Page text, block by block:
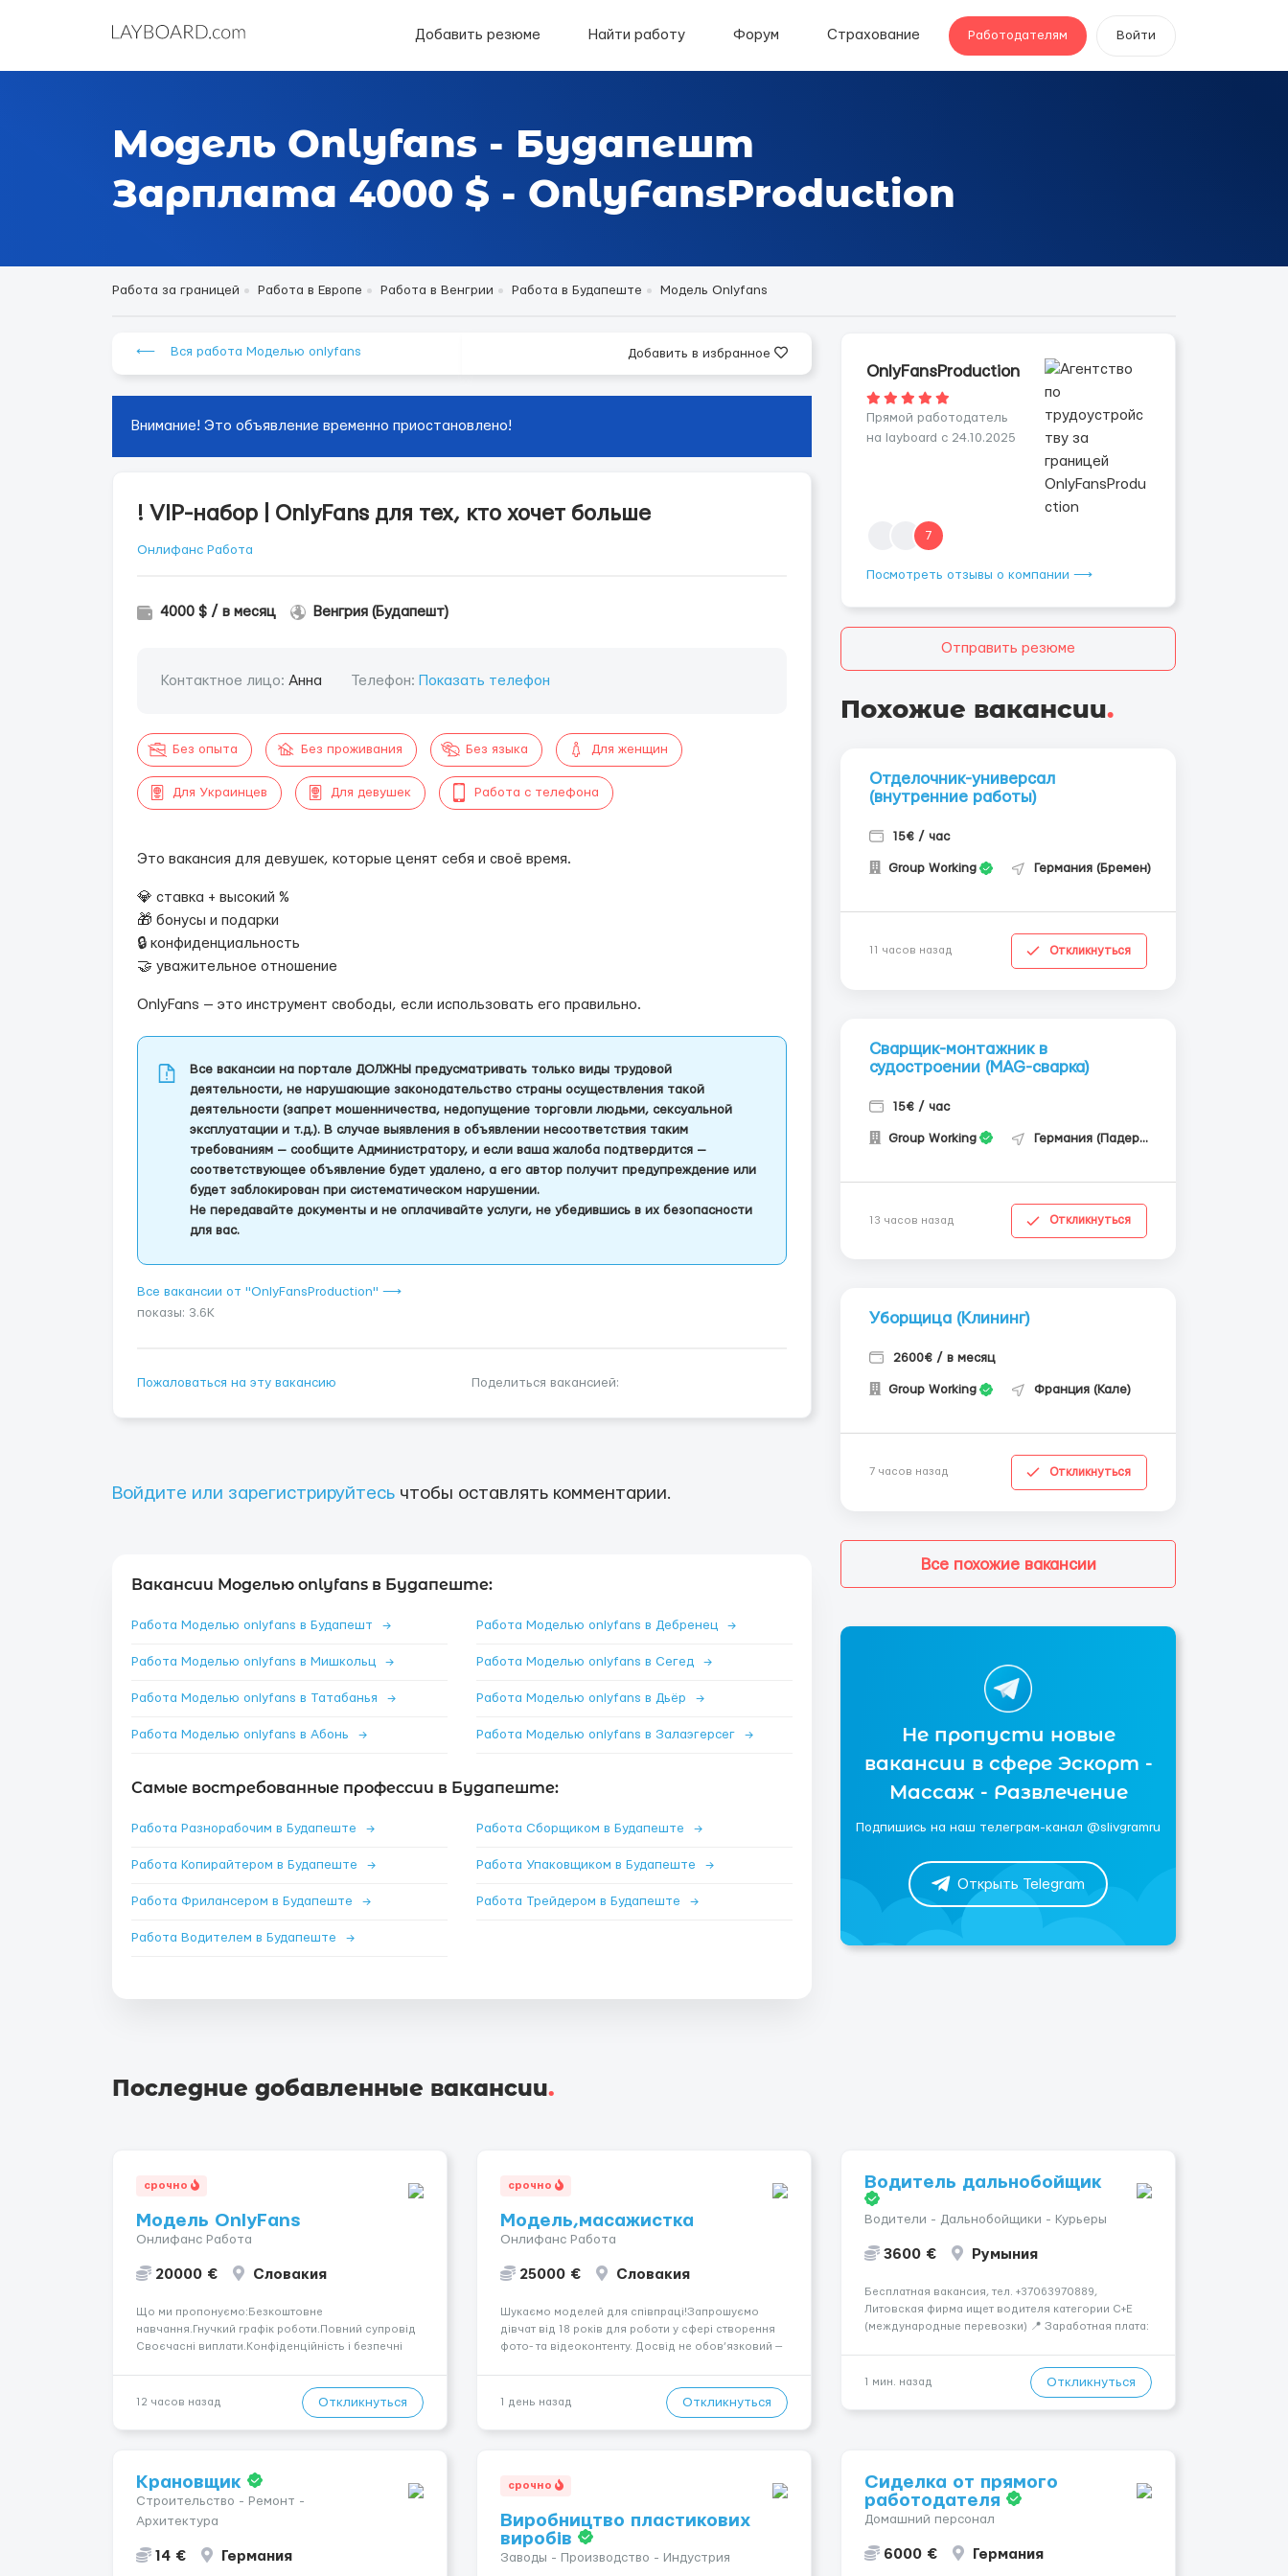
Добавить резюме Найти работу Форум Страхование Работодателям Войти
Модель Onlyfans - Будапешт
Зарплата 4000 $ - OnlyFansProduction
Работа за границей Работа в Европе Работа в Венгрии Работа в Будапеште Модель Onlyfans
⟵ Вся работа Моделью onlyfans Добавить в избранное
Внимание! Это объявление временно приостановлено!
! VIP-набор | OnlyFans для тех, кто хочет больше
Онлифанс Работа
4000 $ / в месяц Венгрия (Будапешт)
Контактное лицо: Анна Телефон: Показать телефон
Без опыта Без проживания Без языка Для женщин
Для Украинцев Для девушек Работа с телефона
Это вакансия для девушек, которые ценят себя и своё время.
💎 ставка + высокий %
🎁 бонусы и подарки
🔒 конфиденциальность
🤝 уважительное отношение
OnlyFans — это инструмент свободы, если использовать его правильно.
Все вакансии на портале ДОЛЖНЫ предусматривать только виды трудовой
деятельности, не нарушающие законодательство страны осуществления такой
деятельности (запрет мошенничества, недопущение торговли людьми, сексуальной
эксплуатации и т.д.). В случае выявления в объявлении несоответствия таким
требованиям — сообщите Администратору, и если ваша жалоба подтвердится —
соответствующее объявление будет удалено, а его автор получит предупреждение или
будет заблокирован при систематическом нарушении.
Не передавайте документы и не оплачивайте услуги, не убедившись в их безопасности
для вас.
Все вакансии от "OnlyFansProduction" ⟶
показы: 3.6K
Пожаловаться на эту вакансию Поделиться вакансией:
Войдите или зарегистрируйтесь чтобы оставлять комментарии.
Вакансии Моделью onlyfans в Будапеште:
Работа Моделью onlyfans в Будапешт → Работа Моделью onlyfans в Дебренец →
Работа Моделью onlyfans в Мишкольц → Работа Моделью onlyfans в Сегед →
Работа Моделью onlyfans в Татабанья → Работа Моделью onlyfans в Дьёр →
Работа Моделью onlyfans в Абонь → Работа Моделью onlyfans в Залаэгерсег →
Самые востребованные профессии в Будапеште:
Работа Разнорабочим в Будапеште → Работа Сборщиком в Будапеште →
Работа Копирайтером в Будапеште → Работа Упаковщиком в Будапеште →
Работа Фрилансером в Будапеште → Работа Трейдером в Будапеште →
Работа Водителем в Будапеште →
OnlyFansProduction
Прямой работодатель
на layboard с 24.10.2025
7
Посмотреть отзывы о компании ⟶
Отправить резюме
Похожие вакансии.
Отделочник-универсал
(внутренние работы)
15€ / час
Group Working Германия (Бремен)
11 часов назад Откликнуться
Сварщик-монтажник в
судостроении (MAG-сварка)
15€ / час
Group Working Германия (Падерборн)
13 часов назад Откликнуться
Уборщица (Клининг)
2600€ / в месяц
Group Working Франция (Кале)
7 часов назад Откликнуться
Все похожие вакансии
Не пропусти новые
вакансии в сфере Эскорт -
Массаж - Развлечение
Подпишись на наш телеграм-канал @slivgramru
Открыть Telegram
Последние добавленные вакансии.
срочно
Модель OnlyFans
Онлифанс Работа
20000 € Словакия
Що ми пропонуємо:Безкоштовне
навчання.Гнучкий графік роботи.Повний супровід
Своєчасні виплати.Конфіденційність і безпечні
розвиватися.Досвід не обов’язковий.Якщо вас
зацікавила вакансія — залишайте відгук, і ми
зв’яжемося ...
12 часов назад Откликнуться
срочно
Модель,масажистка
Онлифанс Работа
25000 € Словакия
Шукаємо моделей для співпраці!Запрошуємо
дівчат від 18 років для роботи у сфері створення
фото- та відеоконтенту. Досвід не обов’язковий —
конфіденційність і професійну підтримку.
Працюємо офіційно, поважаємо особ...
1 день назад Откликнуться
Водитель дальнобойщик
Водители - Дальнобойщики - Курьеры
3600 € Румыния
Бесплатная вакансия, тел. +37063970889,
Литовская фирма ищет водителя категории C+E
(международные перевозки) 📍 Заработная плата:
рефрижераторах. В среднем 400–500 км в день.
1 мин. назад Откликнуться
Крановщик
Строительство - Ремонт -
Архитектура
14 € Германия
срочно
Виробництво пластикових
виробів
Заводы - Производство - Индустрия
Сиделка от прямого
работодателя
Домашний персонал
6000 € Германия